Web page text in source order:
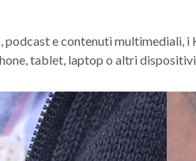
e contenuti
tablet, laptop o altri